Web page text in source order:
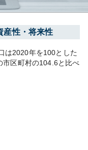
産性・将来性
は2020年を100とした
市区町村の104.6と比べ